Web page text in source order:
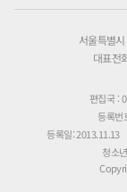
서울특별
대표전
편집국 :
등록번
등록일: 2013.11.13
청소